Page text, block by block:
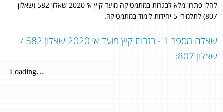
להלן פתרון מלא לבגרות במתמטיקה מועד קיץ א׳ 2020 שאלון 582 (שאלון
807) לתלמידי 5 יחידות לימוד במתמטיקה.
שאלה מספר 1 - בגרות קיץ מועד א׳ 2020 שאלון 582 /
שאלון 807: